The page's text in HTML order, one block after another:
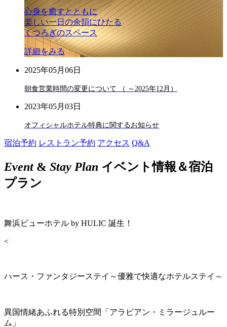
心身を癒すとともに
楽しい一日の余韻にひたる
くつろぎのスペース
詳細をみる
2025年05月06日
朝食営業時間の変更について （ ～2025年12月）
2023年05月03日
オフィシャルホテル特典に関するお知らせ
宿泊予約 レストラン予約 アクセス Q&A
Event& Stay Plan イベント情報＆宿泊
プラン
舞浜ビューホテル by HULIC 誕生！
<
ハース・ファンタジーステイ～優雅で快適なホテルステイ～
異国情緒あふれる特別空間「アラビアン・ミラージュルー
ム」